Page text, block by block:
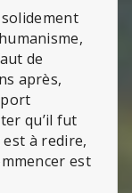
de
après,
qu’il fut
est à redire,
est